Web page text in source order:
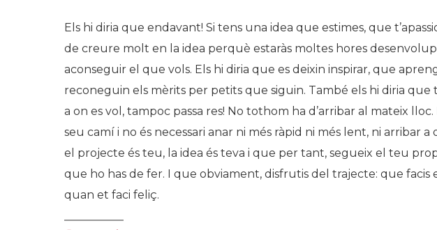
Els hi diria que endavant! Si tens una idea que estimes, que
de creure molt en la idea perquè estaràs moltes hores
aconseguir el que vols. Els hi diria que es deixin inspirar, que
reconeguin els mèrits per petits que siguin. També els hi diria que
a on es vol, tampoc passa res! No tothom ha d’arribar al mateix
seu camí i no és necessari anar ni més ràpid ni més lent, ni arribar
el projecte és teu, la idea és teva i que per tant, segueix el teu
que ho has de fer. I que obviament, disfrutis del trajecte: que facis
quan et faci feliç.